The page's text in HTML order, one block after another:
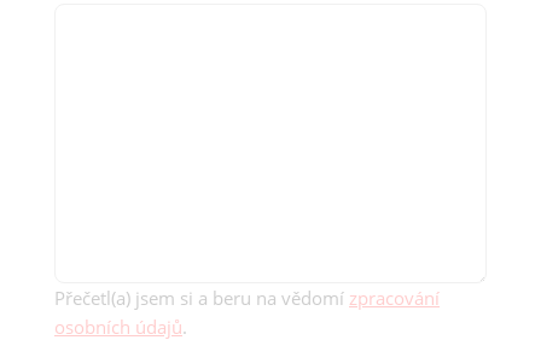
Přečetl(a) jsem si a beru na vědomí zpracování
osobních údajů.